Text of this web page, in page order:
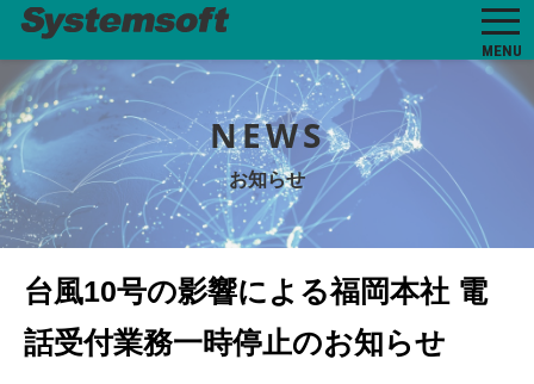
MENU
NEWS
お知らせ
台風10号の影響による福岡本社 電
話受付業務一時停止のお知らせ